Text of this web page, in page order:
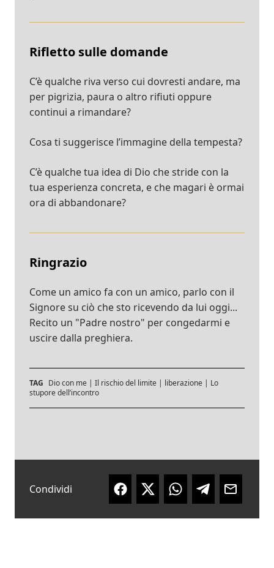
Rifletto sulle domande
C’è qualche riva verso cui dovresti andare, ma
per pigrizia, paura o altro rifiuti oppure
continui a rimandare?
Cosa ti suggerisce l’immagine della tempesta?
C’è qualche tua idea di Dio che stride con la
tua esperienza concreta, e che magari è ormai
ora di abbandonare?
Ringrazio
Come un amico fa con un amico, parlo con il
Signore su ciò che sto ricevendo da lui oggi...
Recito un "Padre nostro" per congedarmi e
uscire dalla preghiera.
TAG Dio con me | Il rischio del limite | liberazione | Lo
stupore dell’incontro
Condividi